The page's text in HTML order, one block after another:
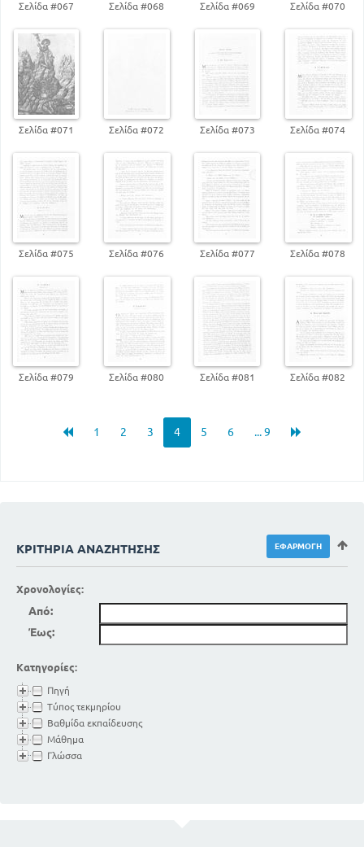
Σελίδα #067 Σελίδα #068 Σελίδα #069 Σελίδα #070
Σελίδα #071 Σελίδα #072 Σελίδα #073 Σελίδα #074
Σελίδα #075 Σελίδα #076 Σελίδα #077 Σελίδα #078
Σελίδα #079 Σελίδα #080 Σελίδα #081 Σελίδα #082
1 2 3 4 5 6 ... 9
ΚΡΙΤΉΡΙΑ ΑΝΑΖΉΤΗΣΗΣ
Χρονολογίες:
Από:
Έως:
Κατηγορίες:
Πηγή
Τύπος τεκμηρίου
Βαθμίδα εκπαίδευσης
Μάθημα
Γλώσσα